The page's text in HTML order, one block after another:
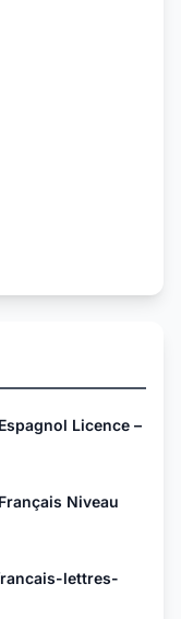
Licence –
Niveau
lettres-